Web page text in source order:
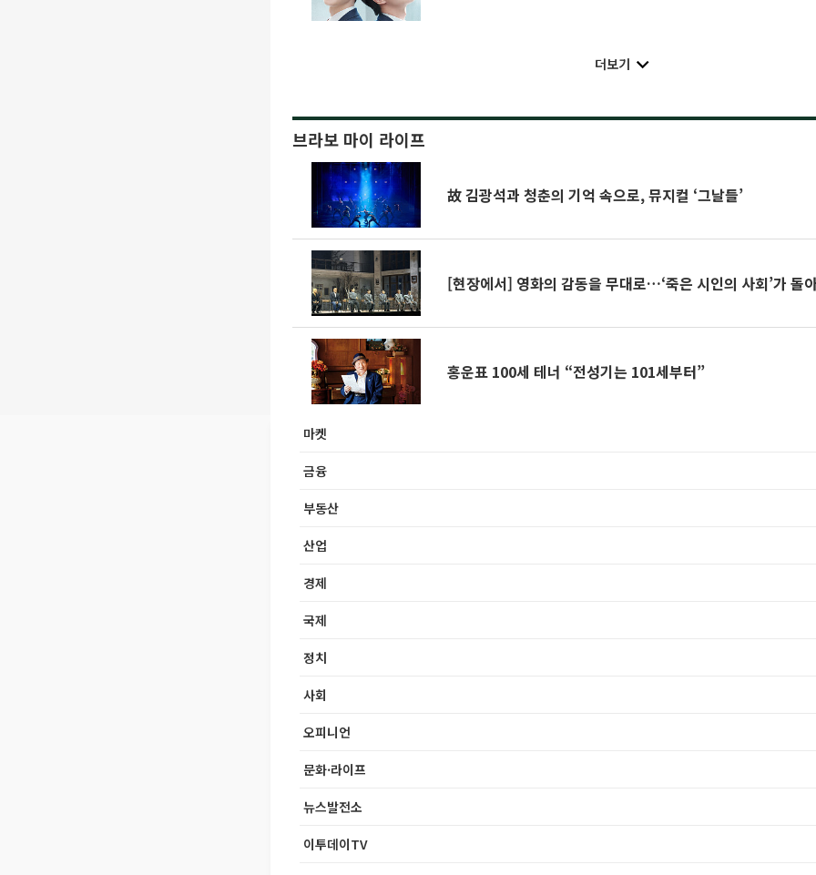
더보기
브라보 마이 라이프
故 김광석과 청춘의 기억 속으로, 뮤지컬 ‘그날들’
[현장에서] 영화의 감동을 무대로…‘죽은 시인의 사회’가 돌
홍운표 100세 테너 “전성기는 101세부터”
마켓
금융
부동산
산업
경제
국제
정치
사회
오피니언
문화·라이프
뉴스발전소
이투데이TV